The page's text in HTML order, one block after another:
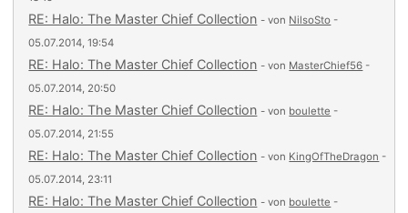
RE: Halo: The Master Chief Collection - von NilsoSto -
05.07.2014, 19:54
RE: Halo: The Master Chief Collection - von MasterChief56 -
05.07.2014, 20:50
RE: Halo: The Master Chief Collection - von boulette -
05.07.2014, 21:55
RE: Halo: The Master Chief Collection - von KingOfTheDragon -
05.07.2014, 23:11
RE: Halo: The Master Chief Collection - von boulette -